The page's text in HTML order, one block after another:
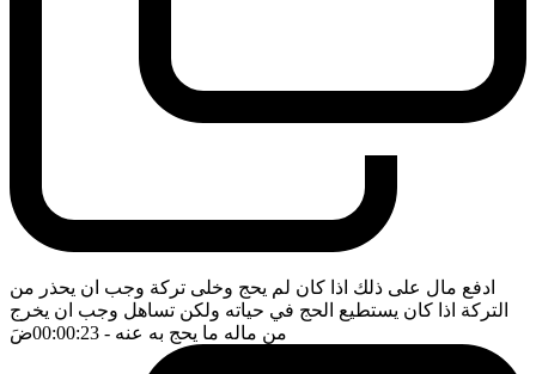
ادفع مال على ذلك اذا كان لم يحج وخلى تركة وجب ان يحذر من
التركة اذا كان يستطيع الحج في حياته ولكن تساهل وجب ان يخرج
من ماله ما يحج به عنه - 00:00:23 ضَ